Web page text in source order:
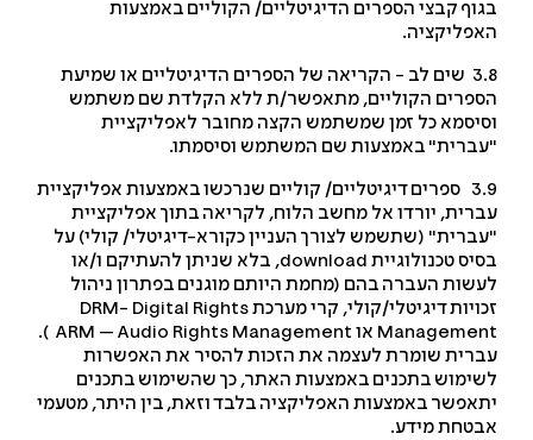
קבצי הספרים הדיגיטליים/ הקוליים באמצעות
3.8 שים לב - הקריאה של הספרים הדיגיטליים או שמיעת
הקוליים, מתאפשר/ת ללא הקלדת שם משתמש
כל זמן שמשתמש הקצה מחובר לאפליקציית
באמצעות שם המשתמש וסיסמתו.
3.9 ספרים דיגיטליים/ קוליים שנרכשו באמצעות אפליקציית
יורדו אל מחשב הלוח, לקריאה בתוך אפליקציית
(שתשמש לצורך העניין כקורא-דיגיטלי/ קולי) על
טכנולוגייתdownload, בלא שניתן להעתיקם ו/או
העברה בהם (מחמת היותם מוגנים בפתרון ניהול
דיגיטלי/קולי, קרי מערכתDRM- Digital Rights
או ARM – Audio Rights Management ).
שומרת לעצמה את הזכות להסיר את האפשרות
בתכנים באמצעות האתר, כך שהשימוש בתכנים
באמצעות האפליקציה בלבד וזאת, בין היתר, מטעמי
מידע.